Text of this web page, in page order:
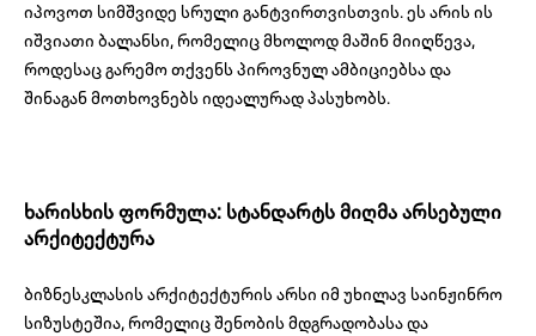
იპოვოთ სიმშვიდე სრული განტვირთვისთვის. ეს არის ის
იშვიათი ბალანსი, რომელიც მხოლოდ მაშინ მიიღწევა,
როდესაც გარემო თქვენს პიროვნულ ამბიციებსა და
შინაგან მოთხოვნებს იდეალურად პასუხობს.
ხარისხის ფორმულა: სტანდარტს მიღმა არსებული
არქიტექტურა
ბიზნესკლასის არქიტექტურის არსი იმ უხილავ საინჟინრო
სიზუსტეშია, რომელიც შენობის მდგრადობასა და